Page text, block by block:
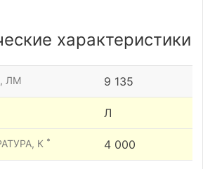
характеристики
ЛМ 9 135
Л
К * 4 000